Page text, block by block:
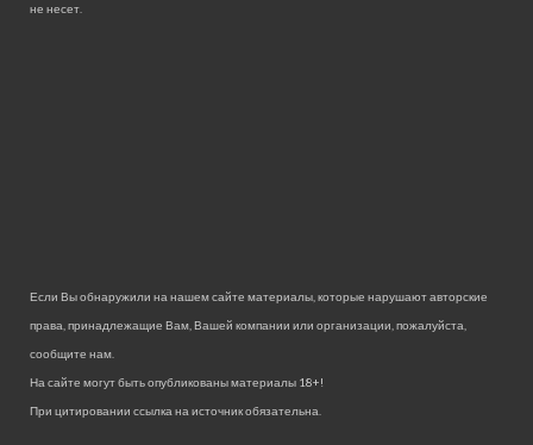
не несет.
Если Вы обнаружили на нашем сайте материалы, которые нарушают авторские
права, принадлежащие Вам, Вашей компании или организации, пожалуйста,
сообщите нам.
На сайте могут быть опубликованы материалы 18+!
При цитировании ссылка на источник обязательна.